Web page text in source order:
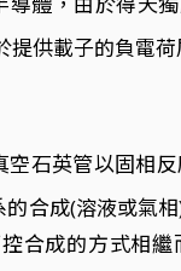
提供載子的負電荷
石英管以固相
合成(溶液或氣
合成的方式相